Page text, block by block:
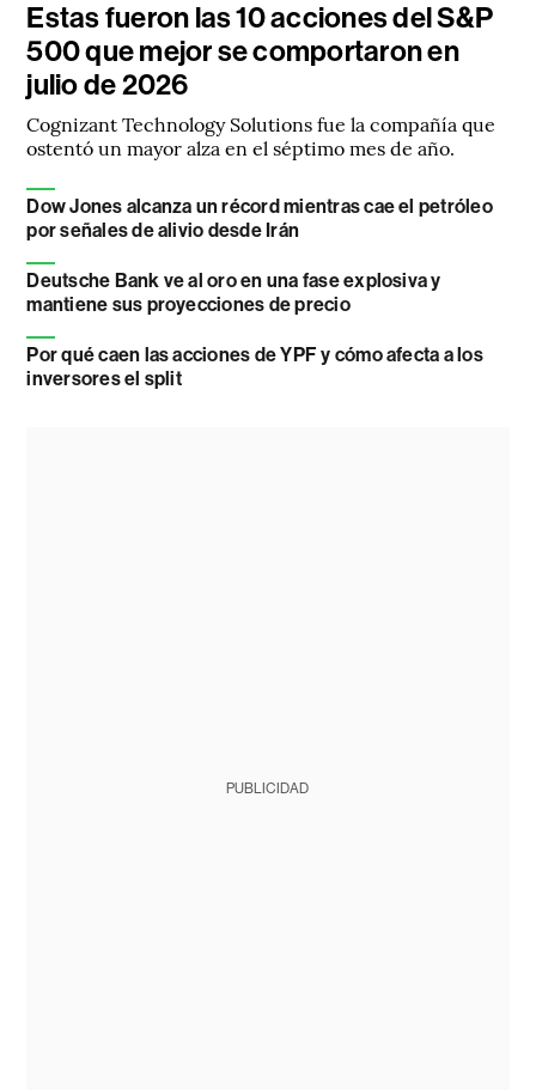
Estas fueron las 10 acciones del S&P
500 que mejor se comportaron en
julio de 2026
Cognizant Technology Solutions fue la compañía que
ostentó un mayor alza en el séptimo mes de año.
Dow Jones alcanza un récord mientras cae el petróleo
por señales de alivio desde Irán
Deutsche Bank ve al oro en una fase explosiva y
mantiene sus proyecciones de precio
Por qué caen las acciones de YPF y cómo afecta a los
inversores el split
PUBLICIDAD